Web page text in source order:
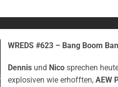
WREDS #623 – Bang Boom
Dennis und Nicosprechen
explosiven wie erhofften,AEW